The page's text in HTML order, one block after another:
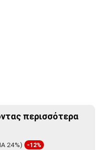
περισσότερα
24%) -12%